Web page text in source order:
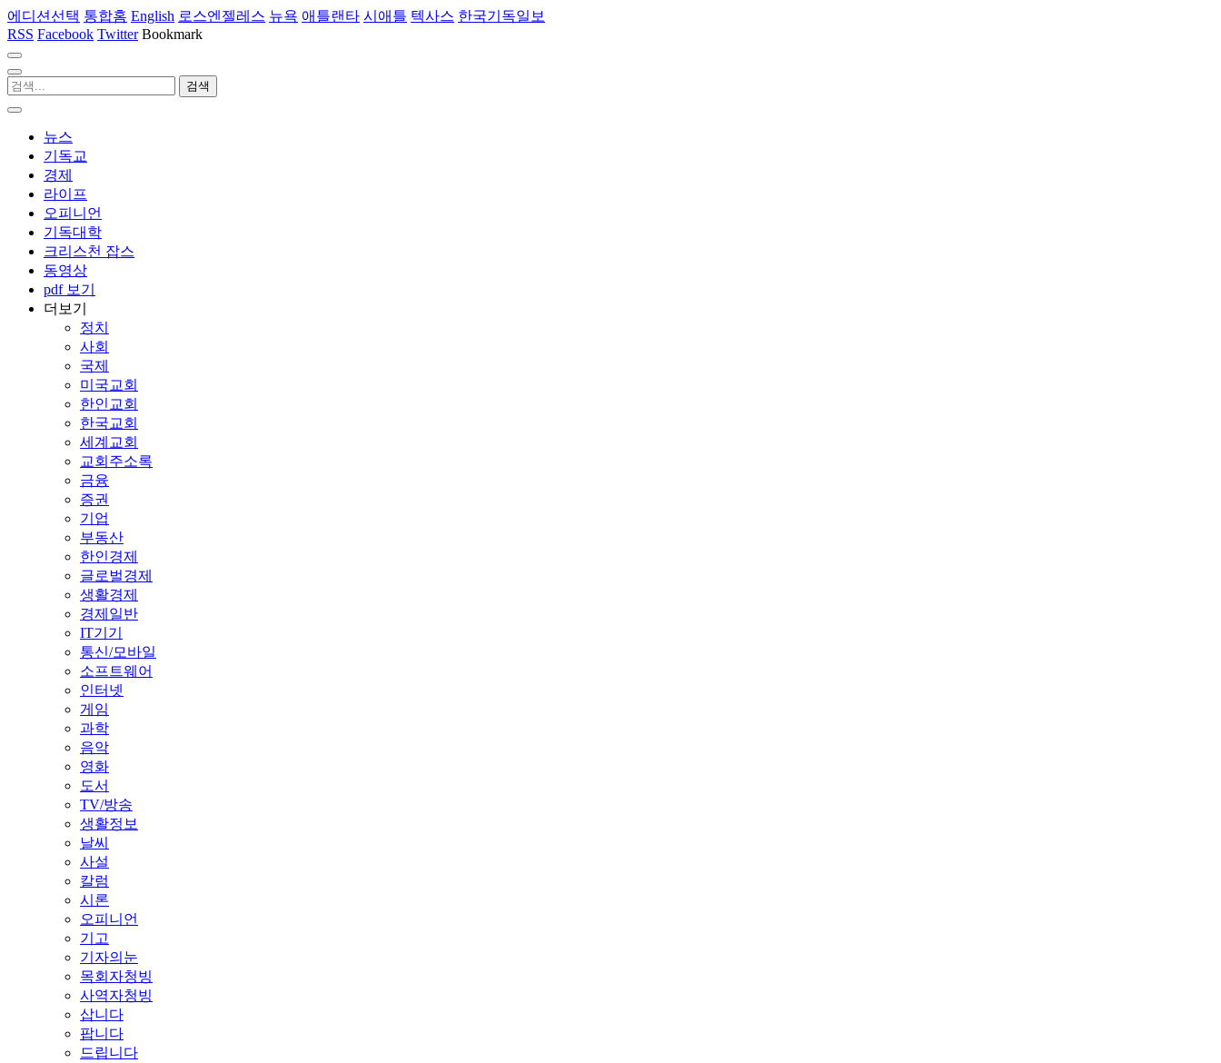
에디션선택 통합홈 English 로스엔젤레스 뉴욕 애틀랜타 시애틀 텍사스 한국기독일보
RSS Facebook Twitter Bookmark
뉴스
기독교
경제
라이프
오피니언
기독대학
크리스천 잡스
동영상
pdf 보기
더보기
정치
사회
국제
미국교회
한인교회
한국교회
세계교회
교회주소록
금융
증권
기업
부동산
한인경제
글로벌경제
생활경제
경제일반
IT기기
통신/모바일
소프트웨어
인터넷
게임
과학
음악
영화
도서
TV/방송
생활정보
날씨
사설
칼럼
시론
오피니언
기고
기자의눈
목회자청빙
사역자청빙
삽니다
팝니다
드립니다